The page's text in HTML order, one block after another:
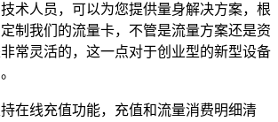
术人员，可以为您提供量身解决方案，根
制我们的流量卡，不管是流量方案还是资
常灵活的，这一点对于创业型的新型设备
在线充值功能，充值和流量消费明细清